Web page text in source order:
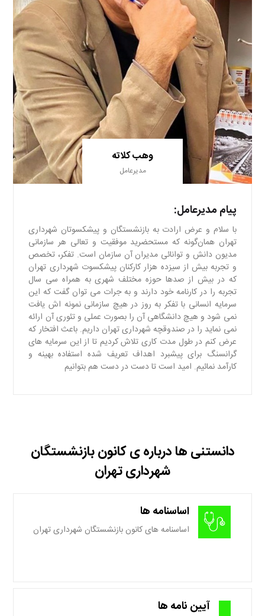
وهب کلاته
مدیرعامل
پیام مدیرعامل:
با سلام و عرض ارادت به بازنشستگان و پیشکسوتان شهرداری
تهران همان‌گونه که مستحضرید موفقیت و تعالی هر سازمانی
مدیون دانش و توانائی مدیران آن سازمان است. تفکر، تخصص
و تجربه بیش از سیزده هزار کارکنان پیشکسوت شهرداری تهران
که در بیش از صدها حوزه مختلف شهری به همراه سی سال
تجربه را در کارنامه خود دارند و به جرات می توان گفت که این
سرمایه انسانی با تفکر به روز در هیچ سازمانی نمونه اش یافت
نمی شود و هیچ دانشگاهی آن را بصورت عملی و تئوری آن ارائه
نمی نماید را در صندوقچه شهرداری تهران داریم. باعث افتخار که
عرض کنم در طول مدت کاری تلاش کردیم تا از این سرمایه های
گرانسنگ برای پیشبرد اهداف تعریف شده استفاده بهینه و
کارآمد نمائیم. امید است تا دست در دست هم بتوانیم
دانستنی ها درباره ی کانون بازنشستگان
شهرداری تهران
اساسنامه ها
اساسنامه های کانون بازنشستگان شهرداری تهران
آیین نامه ها